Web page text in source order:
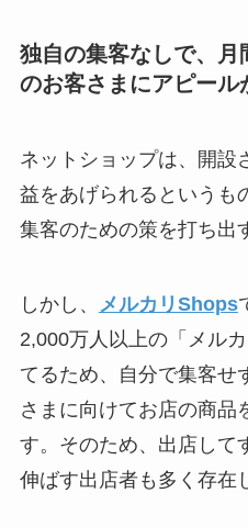
独自の集客なしで、
のお客さまにアピール
ネットショップは、開設
益をあげられるというも
集客のための策を打ち出
しかし、 メルカリShops
2,000万人以上の「メル
てるため、自分で集客せ
さまに向けてお店の商品
す。そのため、出店して
伸ばす出店者も多く存在